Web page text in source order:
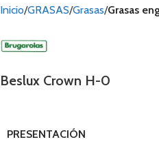
Inicio GRASAS Grasas Grasas
Beslux Crown H-0
PRESENTACIÓN